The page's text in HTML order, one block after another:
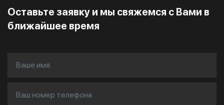
Оставьте заявку и мы свяжемся с Вами в
ближайшее время